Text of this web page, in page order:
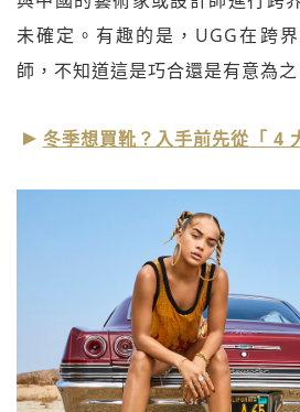
未確定。有趣的是，UGG在跨
師，不知道這是巧合還是有意為之
冬季想買靴？入手前先從「 4